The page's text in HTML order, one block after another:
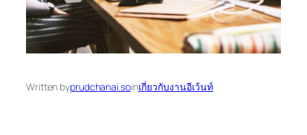
Written byprudchanai.soinเกี่ยวกับงานอีเว้นท์